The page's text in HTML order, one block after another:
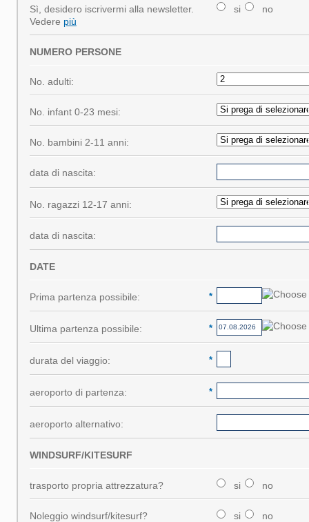
Sì, desidero iscrivermi alla newsletter.
Vedere più
si no
NUMERO PERSONE
No. adulti:
No. infant 0-23 mesi:
No. bambini 2-11 anni:
data di nascita:
No. ragazzi 12-17 anni:
data di nascita:
DATE
*
Prima partenza possibile:
*
Ultima partenza possibile:
*
durata del viaggio:
*
aeroporto di partenza:
aeroporto alternativo:
WINDSURF/KITESURF
trasporto propria attrezzatura? si no
Noleggio windsurf/kitesurf? si no